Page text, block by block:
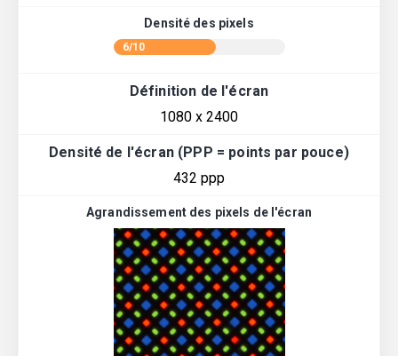
Densité des pixels
6/10
Définition de l'écran
1080 x 2400
Densité de l'écran (PPP = points par pouce)
432 ppp
Agrandissement des pixels de l'écran